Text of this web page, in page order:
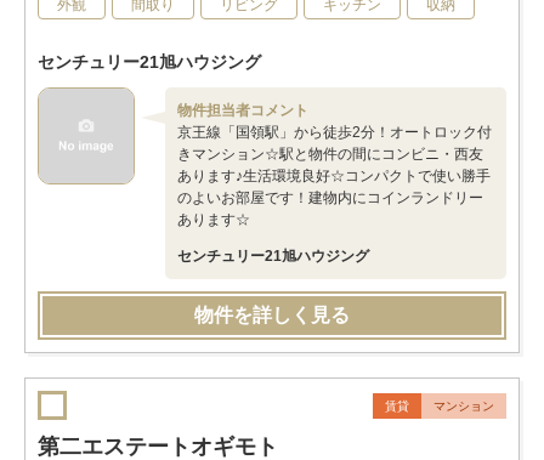
外観 間取り リビング キッチン 収納
センチュリー21旭ハウジング
物件担当者コメント
京王線「国領駅」から徒歩2分！オートロック付
きマンション☆駅と物件の間にコンビニ・西友
あります♪生活環境良好☆コンパクトで使い勝手
のよいお部屋です！建物内にコインランドリー
あります☆
センチュリー21旭ハウジング
物件を詳しく見る
賃貸 マンション
第二エステートオギモト